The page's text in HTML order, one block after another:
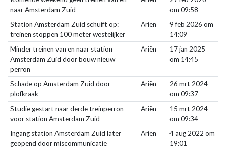
naar Amsterdam Zuid
om 09:58
Station Amsterdam Zuid schuift op:
treinen stoppen 100 meter westelijker
Ariën
9 feb 2026 om
14:09
Minder treinen van en naar station
Amsterdam Zuid door bouw nieuw
perron
Ariën
17 jan 2025
om 14:45
Schade op Amsterdam Zuid door
plofkraak
Ariën
26 mrt 2024
om 09:37
Studie gestart naar derde treinperron
voor station Amsterdam Zuid
Ariën
15 mrt 2024
om 09:34
Ingang station Amsterdam Zuid later
geopend door miscommunicatie
Ariën
4 aug 2022 om
19:01